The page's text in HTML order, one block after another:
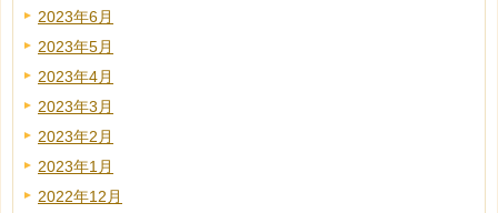
2023年6月
2023年5月
2023年4月
2023年3月
2023年2月
2023年1月
2022年12月